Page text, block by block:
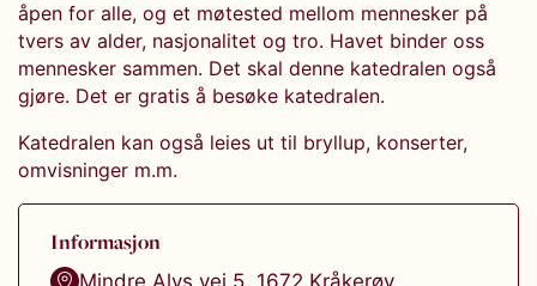
åpen for alle, og et møtested mellom mennesker på
tvers av alder, nasjonalitet og tro. Havet binder oss
mennesker sammen. Det skal denne katedralen også
gjøre. Det er gratis å besøke katedralen.
Katedralen kan også leies ut til bryllup, konserter,
omvisninger m.m.
Informasjon
Mindre Alvs vei 5, 1672 Kråkerøy